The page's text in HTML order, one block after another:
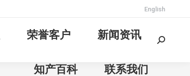
English
荣誉客户 新闻资讯
知产百科 联系我们
Search: